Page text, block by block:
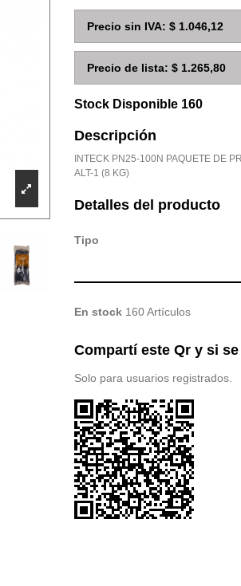
Precio sin IVA: $ 1.046,12
Precio de lista: $ 1.265,80
Stock Disponible 160
Descripción
INTECK PN25-100N PAQUETE DE
ALT-1 (8 KG)
Detalles del producto
Tipo
En stock 160 Artículos
Compartí este Qr y si
Solo para usuarios registrados.